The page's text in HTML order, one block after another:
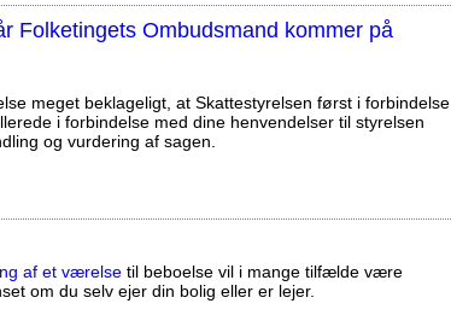
Folketingets Ombudsmand kommer på
meget beklageligt, at Skattestyrelsen først i forbindelse
i forbindelse med dine henvendelser til styrelsen
og vurdering af sagen.
af et værelse til beboelse vil i mange tilfælde være
om du selv ejer din bolig eller er lejer.